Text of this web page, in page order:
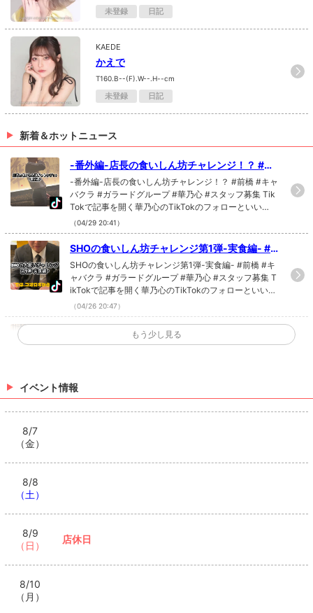
未登録 日記
KAEDE
かえで
T160.B--(F).W--.H--cm
未登録 日記
新着＆ホットニュース
-番外編-店長の食いしん坊チャレンジ！？ #前
橋 #キャバクラ #ガラードグループ #華乃心 #
スタッフ募集
-番外編-店長の食いしん坊チャレンジ！？ #前橋 #キャ
バクラ #ガラードグループ #華乃心 #スタッフ募集 Tik
Tokで記事を開く華乃心のTikTokのフォローといい
ね！もお願いします❤
（04/29 20:41）
SHOの食いしん坊チャレンジ第1弾-実食編- #
前橋 #キャバクラ #ガラードグループ #華乃心
#スタッフ募集
SHOの食いしん坊チャレンジ第1弾-実食編- #前橋 #キ
ャバクラ #ガラードグループ #華乃心 #スタッフ募集 T
ikTokで記事を開く華乃心のTikTokのフォローといい
ね！もお願いします❤
（04/26 20:47）
SHOの食いしん坊チャレンジ 第1弾！！Part
1！ #前橋 #キャバクラ #ガラードグループ #華
SHOの食いしん坊チャレンジ 第1弾！！Part1！ #前橋
いね！もお願いします❤
（04/23 16:53）
熟練度別ドリンク作成スピード🥤 #前橋 #キャ
もう少し見る
イベント情報
8/7
（金）
8/8
（土）
8/9
（日）
店休日
8/10
（月）